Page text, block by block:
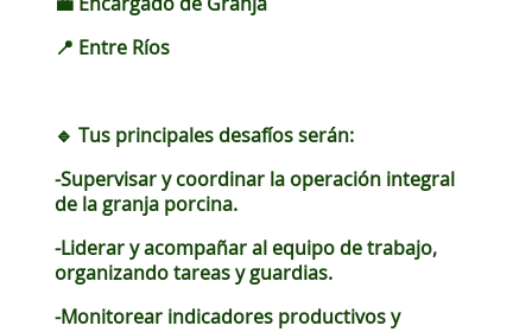
💼 Encargado de Granja
📍 Entre Ríos
🔹 Tus principales desafíos serán:
-Supervisar y coordinar la operación integral
de la granja porcina.
-Liderar y acompañar al equipo de trabajo,
organizando tareas y guardias.
-Monitorear indicadores productivos y